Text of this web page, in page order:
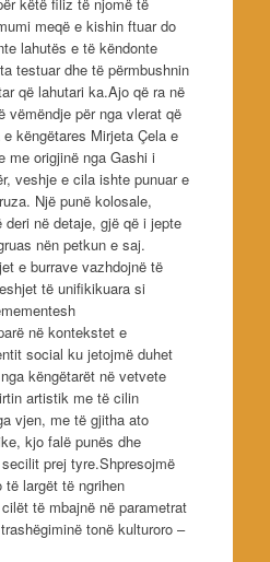
meqë e kishin ftuar do
lahutës e të këndonte
testuar dhe të përmbushnin
që lahutari ka.Ajo që ra në
vëmëndje për nga vlerat që
këngëtares Mirjeta Çela e
me origjinë nga Gashi i
veshje e cila ishte punuar e
Një punë kolosale,
deri në detaje, gjë që i jepte
nën petkun e saj.
e burrave vazhdojnë të
të unifikikuara si
në kontekstet e
social ku jetojmë duhet
këngëtarët në vetvete
artistik me të cilin
vjen, me të gjitha ato
kjo falë punës dhe
prej tyre.Shpresojmë
të largët të ngrihen
të mbajnë në parametrat
tonë kulturoro –